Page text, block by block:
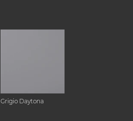
Grigio Daytona